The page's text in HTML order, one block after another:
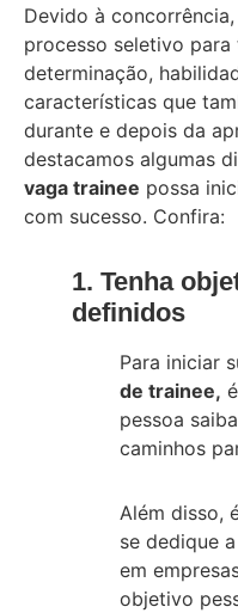
Devido à
processo seletivo
determinação,
características que
durante e depois da
destacamos algumas
vaga trainee possa
com sucesso. Confira:
1. Tenha
definidos
Para iniciar
de trainee,
pessoa
caminhos
Além disso,
se dedique
em
objetivo